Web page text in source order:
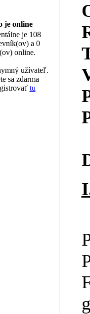
je online
je 108
a 0
online.
užívateľ.
sa zdarma
tu